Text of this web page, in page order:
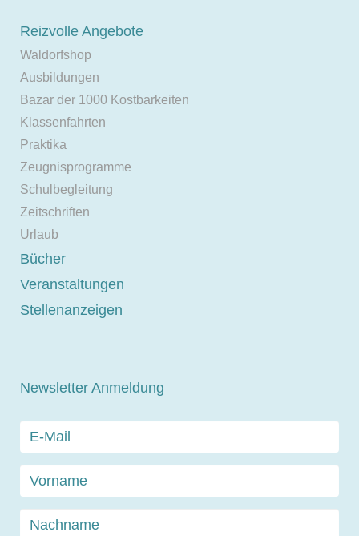
Reizvolle Angebote
Waldorfshop
Ausbildungen
Bazar der 1000 Kostbarkeiten
Klassenfahrten
Praktika
Zeugnisprogramme
Schulbegleitung
Zeitschriften
Urlaub
Bücher
Veranstaltungen
Stellenanzeigen
Newsletter Anmeldung